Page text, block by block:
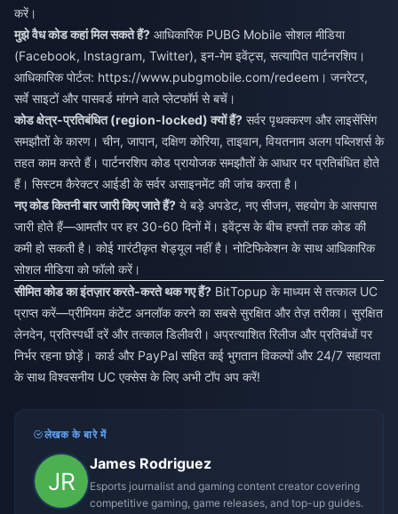
करें।
मुझे वैध कोड कहां मिल सकते हैं? आधिकारिक PUBG Mobile सोशल मीडिया
(Facebook, Instagram, Twitter), इन-गेम इवेंट्स, सत्यापित पार्टनरशिप।
आधिकारिक पोर्टल: https://www.pubgmobile.com/redeem । जनरेटर,
सर्वे साइटों और पासवर्ड मांगने वाले प्लेटफॉर्म से बचें।
कोड क्षेत्र-प्रतिबंधित (region-locked) क्यों हैं? सर्वर पृथक्करण और लाइसेंसिंग
समझौतों के कारण। चीन, जापान, दक्षिण कोरिया, ताइवान, वियतनाम अलग पब्लिशर्स के
तहत काम करते हैं। पार्टनरशिप कोड प्रायोजक समझौतों के आधार पर प्रतिबंधित होते
हैं। सिस्टम कैरेक्टर आईडी के सर्वर असाइनमेंट की जांच करता है।
नए कोड कितनी बार जारी किए जाते हैं? ये बड़े अपडेट, नए सीजन, सहयोग के आसपास
जारी होते हैं—आमतौर पर हर 30-60 दिनों में। इवेंट्स के बीच हफ्तों तक कोड की
कमी हो सकती है। कोई गारंटीकृत शेड्यूल नहीं है। नोटिफिकेशन के साथ आधिकारिक
सोशल मीडिया को फॉलो करें।
सीमित कोड का इंतज़ार करते-करते थक गए हैं? BitTopup के माध्यम से तत्काल UC
प्राप्त करें—प्रीमियम कंटेंट अनलॉक करने का सबसे सुरक्षित और तेज़ तरीका। सुरक्षित
लेनदेन, प्रतिस्पर्धी दरें और तत्काल डिलीवरी। अप्रत्याशित रिलीज और प्रतिबंधों पर
निर्भर रहना छोड़ें। कार्ड और PayPal सहित कई भुगतान विकल्पों और 24/7 सहायता
के साथ विश्वसनीय UC एक्सेस के लिए अभी टॉप अप करें!
लेखक के बारे में
James Rodriguez
Esports journalist and gaming content creator covering
competitive gaming, game releases, and top-up guides.